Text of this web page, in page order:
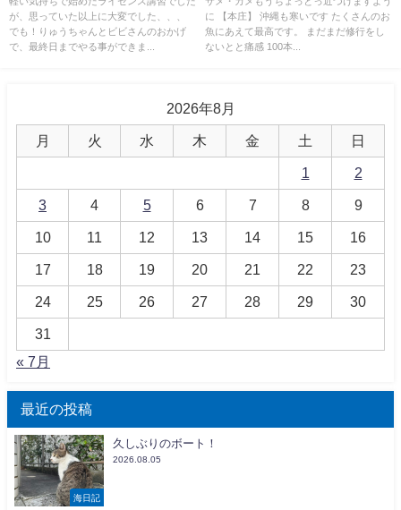
が、思っていた以上に大変でした、、、
でも！りゅうちゃんとビビさんのおかげ
で、最終日までやる事ができま...
に 【本庄】 沖縄も寒いです たくさんのお
魚にあえて最高です。 まだまだ修行をし
ないとと痛感 100本...
2026年8月
月 火 水 木 金 土 日
1 2
3 4 5 6 7 8 9
10 11 12 13 14 15 16
17 18 19 20 21 22 23
24 25 26 27 28 29 30
31
« 7月
最近の投稿
海日記
久しぶりのボート！
2026.08.05